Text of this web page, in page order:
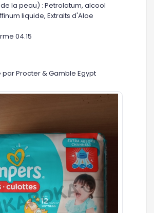
la peau) : Petrolatum, alcool
liquide, Extraits d'Aloe
04.15
par Procter & Gamble Egypt